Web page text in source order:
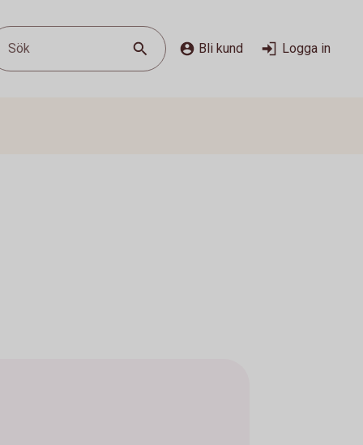
Sök Bli kund Logga in